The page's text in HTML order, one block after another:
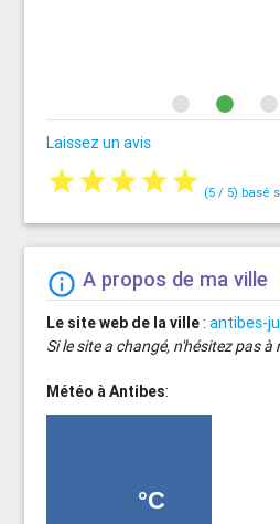
Laissez un avis
starstarstarstarstar (5 / 5) basé
info_outline A propos de ma ville
Le site web de la ville:antibes-
Si le site a changé, n'hésitez pas à
Météo à Antibes: